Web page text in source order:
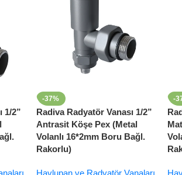
1/2”
-37%
Radiva Radyatör Vanası 1/2”
Antrasit Köşe Pex (Metal
Volanlı 16*2mm Boru Bağl.
Rakorlu)
-